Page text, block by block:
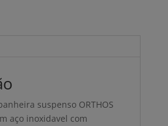
suspenso ORTHOS
aço inoxidavel com